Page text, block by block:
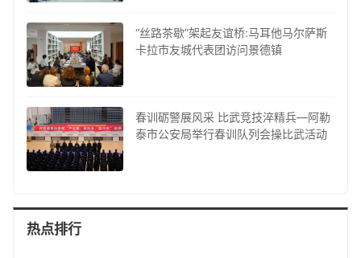
“丝路茶歇”架起友谊桥:马耳他马尔萨斯
卡拉市友城代表团访问景德镇
春训砺警展风采 比武竞技淬精兵—阿勒
泰市公安局举行春训队列会操比武活动
热点排行